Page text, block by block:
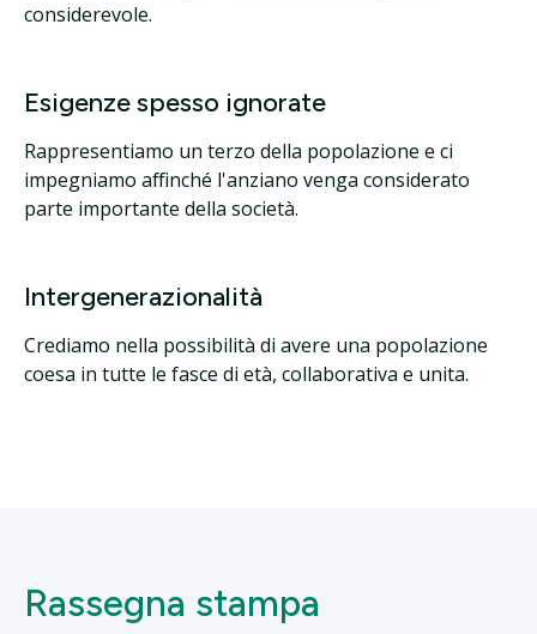
considerevole.
Esigenze spesso ignorate
Rappresentiamo un terzo della popolazione e ci
impegniamo affinché l'anziano venga considerato
parte importante della società.
Intergenerazionalità
Crediamo nella possibilità di avere una popolazione
coesa in tutte le fasce di età, collaborativa e unita.
Rassegna stampa